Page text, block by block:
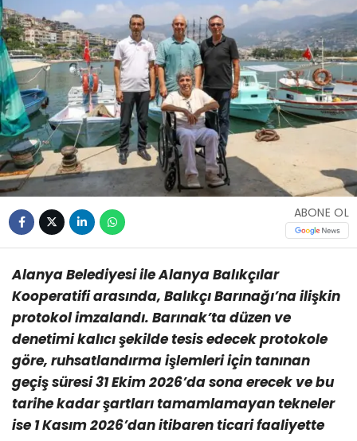
ABONE OL
Alanya Belediyesi ile Alanya Balıkçılar
Kooperatifi arasında, Balıkçı Barınağı’na ilişkin
protokol imzalandı. Barınak’ta düzen ve
denetimi kalıcı şekilde tesis edecek protokole
göre, ruhsatlandırma işlemleri için tanınan
geçiş süresi 31 Ekim 2026’da sona erecek ve bu
tarihe kadar şartları tamamlamayan tekneler
ise 1 Kasım 2026’dan itibaren ticari faaliyette